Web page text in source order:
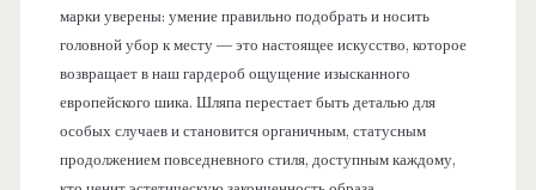
марки уверены: умение правильно подобрать и носить
головной убор к месту — это настоящее искусство, которое
возвращает в наш гардероб ощущение изысканного
европейского шика. Шляпа перестает быть деталью для
особых случаев и становится органичным, статусным
продолжением повседневного стиля, доступным каждому,